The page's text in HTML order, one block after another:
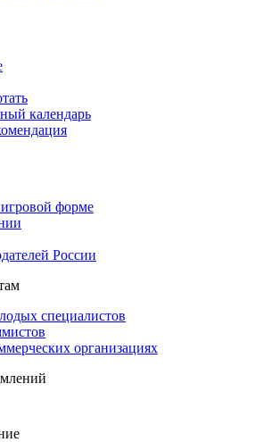
календарь
форме
России
специалистов
организациях